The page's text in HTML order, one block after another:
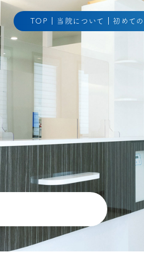
TOP 当院について 初めて